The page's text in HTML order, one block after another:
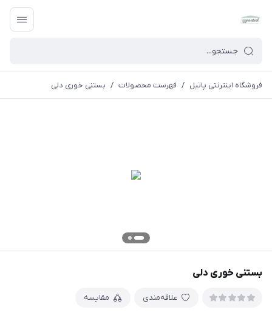
فروشگاه اینترنتی پاتیل / فهرست محصولات / بستنی خوری دلی
بستنی خوری دلی
علاقه‌مندی مقایسه